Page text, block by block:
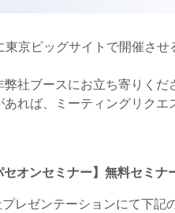
京ビッグサイトで開催させ
社ブースにお立ち寄りくだ
れば、ミーティングリク
オンセミナー】無料セミナ
レゼンテーションにて下記